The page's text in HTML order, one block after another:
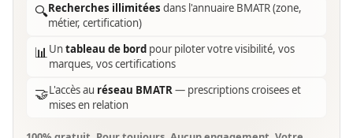
🔍Recherches illimitées dans l'annuaire BMATR (zone,
métier, certification)
📊Untableau de bord pour piloter votre visibilité, vos
marques, vos certifications
🤝L'accès au réseau BMATR— prescriptions croisees et
mises en relation